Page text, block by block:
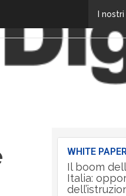
I
WHITE
Il boom
Italia: